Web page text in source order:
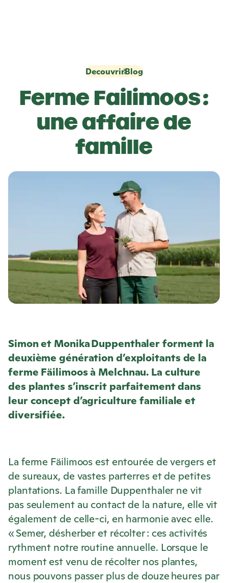
Ferme Failimoos :
une affaire de
famille
DecouvrirBlog
Simon et Monika Duppenthaler forment la
deuxième génération d’exploitants de la
ferme Fäilimoos à Melchnau. La culture
des plantes s’inscrit parfaitement dans
leur concept d’agriculture familiale et
diversifiée.
La ferme Fäilimoos est entourée de vergers et
de sureaux, de vastes parterres et de petites
plantations. La famille Duppenthaler ne vit
pas seulement au contact de la nature, elle vit
également de celle-ci, en harmonie avec elle.
« Semer, désherber et récolter : ces activités
rythment notre routine annuelle. Lorsque le
moment est venu de récolter nos plantes,
nous pouvons passer plus de douze heures par